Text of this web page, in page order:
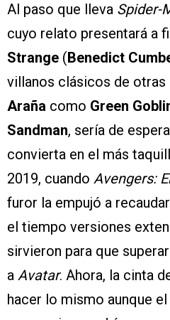
Al paso que lleva Spider-
cuyo relato presentará a
Strange (Benedict
villanos clásicos de otras
Araña como Green
Sandman, sería de
convierta en el más
2019, cuando Avengers:
furor la empujó a
el tiempo versiones
sirvieron para que
a Avatar. Ahora, la cinta
hacer lo mismo aunque